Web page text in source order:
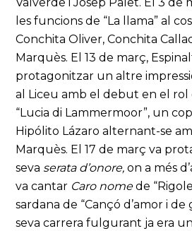
les funcions de “La llama” al
Conchita Oliver, Conchita
Marquès. El 13 de març,
protagonitzar un altre
al Liceu amb el debut en el rol
“Lucia di Lammermoor”, un
Hipólito Lázaro alternant-se
Marquès. El 17 de març va
seva serata d’onore, on a més
va cantar Caro nomede
sardana de “Cançó d’amor i de
seva carrera fulgurant ja era